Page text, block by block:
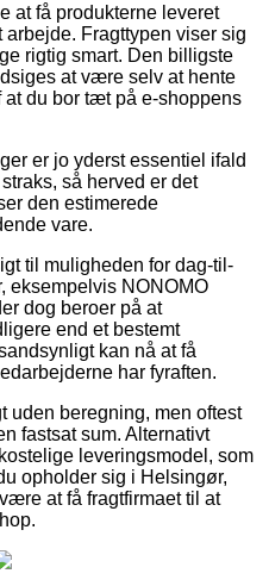
at få produkterne leveret
Fragttypen viser sig
rigtig smart. Den billigste
at være selv at hente
du bor tæt på e-shoppens
er jo yderst essentiel ifald
så herved er det
den estimerede
vare.
til muligheden for dag-til-
eksempelvis NONOMO
dog beroer på at
end et bestemt
kan nå at få
har fyraften.
uden beregning, men oftest
fastsat sum. Alternativt
leveringsmodel, som
opholder sig i Helsingør,
at få fragtfirmaet til at